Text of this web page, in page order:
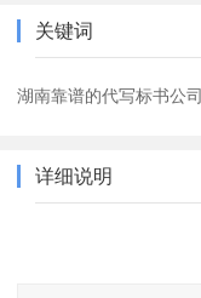
关键词
湖南靠谱的代写标书公司
详细说明